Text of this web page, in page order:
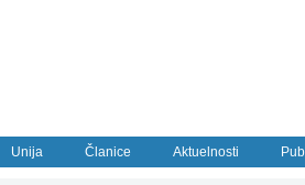
Unija Članice Aktuelnosti